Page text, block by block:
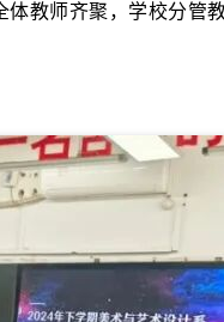
教师齐聚，学校分管